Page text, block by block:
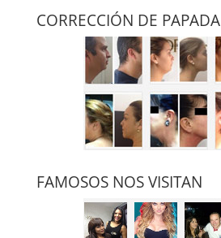
CORRECCIÓN DE PAPADA
FAMOSOS NOS VISITAN